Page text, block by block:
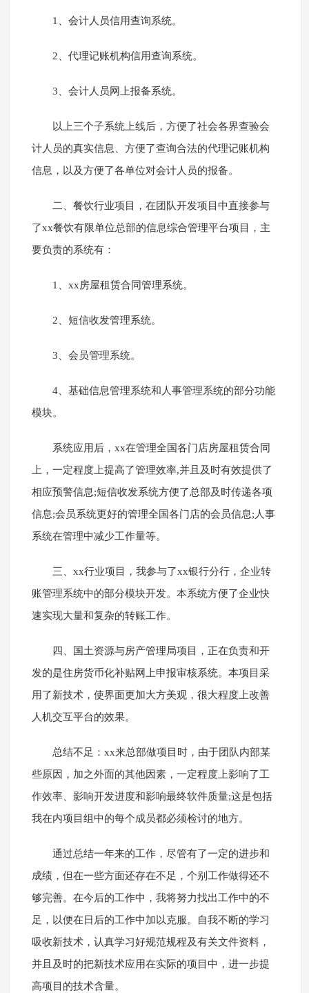
1、会计人员信用查询系统。
2、代理记账机构信用查询系统。
3、会计人员网上报备系统。
以上三个子系统上线后，方便了社会各界查验会
计人员的真实信息、方便了查询合法的代理记账机构
信息，以及方便了各单位对会计人员的报备。
二、餐饮行业项目，在团队开发项目中直接参与
了xx餐饮有限单位总部的信息综合管理平台项目，主
要负责的系统有：
1、xx房屋租赁合同管理系统。
2、短信收发管理系统。
3、会员管理系统。
4、基础信息管理系统和人事管理系统的部分功能
模块。
系统应用后，xx在管理全国各门店房屋租赁合同
上，一定程度上提高了管理效率,并且及时有效提供了
相应预警信息;短信收发系统方便了总部及时传递各项
信息;会员系统更好的管理全国各门店的会员信息;人事
系统在管理中减少工作量等。
三、xx行业项目，我参与了xx银行分行，企业转
账管理系统中的部分模块开发。本系统方便了企业快
速实现大量和复杂的转账工作。
四、国土资源与房产管理局项目，正在负责和开
发的是住房货币化补贴网上申报审核系统。本项目采
用了新技术，使界面更加大方美观，很大程度上改善
人机交互平台的效果。
总结不足：xx来总部做项目时，由于团队内部某
些原因，加之外面的其他因素，一定程度上影响了工
作效率、影响开发进度和影响最终软件质量;这是包括
我在内项目组中的每个成员都必须检讨的地方。
通过总结一年来的工作，尽管有了一定的进步和
成绩，但在一些方面还存在不足，个别工作做得还不
够完善。在今后的工作中，我将努力找出工作中的不
足，以便在日后的工作中加以克服。自我不断的学习
吸收新技术，认真学习好规范规程及有关文件资料，
并且及时的把新技术应用在实际的项目中，进一步提
高项目的技术含量。